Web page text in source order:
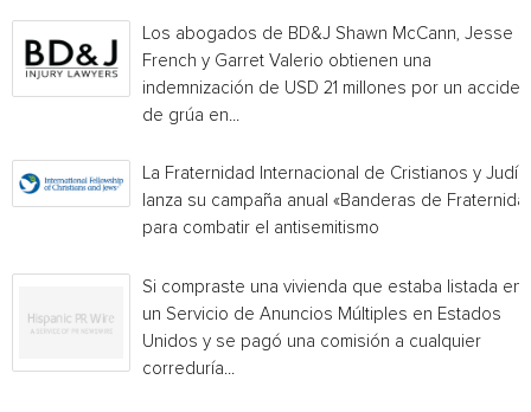
Los abogados de BD&J Shawn McCann, Jesse
French y Garret Valerio obtienen una
indemnización de USD 21 millones por un
de grúa en...
La Fraternidad Internacional de Cristianos y
lanza su campaña anual «Banderas de
para combatir el antisemitismo
Si compraste una vivienda que estaba listada en
un Servicio de Anuncios Múltiples en Estados
Unidos y se pagó una comisión a cualquier
correduría...